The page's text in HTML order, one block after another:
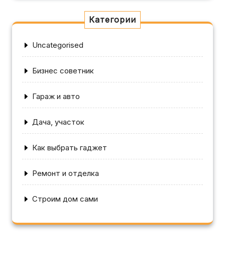
Категории
Uncategorised
Бизнес советник
Гараж и авто
Дача, участок
Как выбрать гаджет
Ремонт и отделка
Строим дом сами